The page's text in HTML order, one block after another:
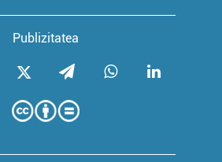
Publizitatea